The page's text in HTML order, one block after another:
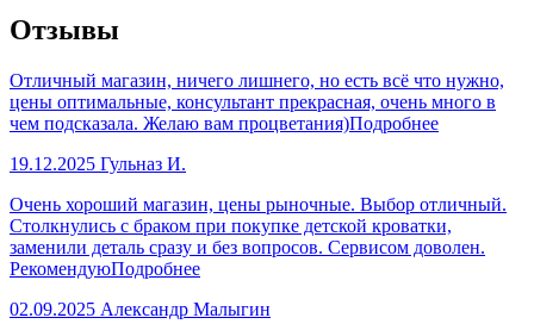
Отзывы
Отличный магазин, ничего лишнего, но есть всё что нужно,
цены оптимальные, консультант прекрасная, очень много в
чем подсказала. Желаю вам процветания)Подробнее
19.12.2025 Гульназ И.
Очень хороший магазин, цены рыночные. Выбор отличный.
Столкнулись с браком при покупке детской кроватки,
заменили деталь сразу и без вопросов. Сервисом доволен.
РекомендуюПодробнее
02.09.2025 Александр Малыгин